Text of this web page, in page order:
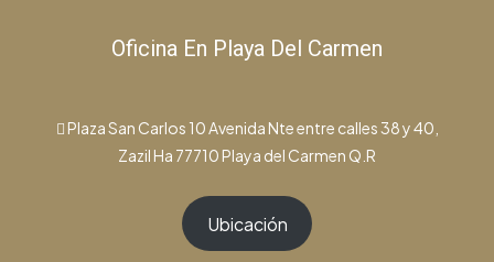
Oficina En Playa Del Carmen
Plaza San Carlos 10 Avenida Nte entre calles 38 y 40,
Zazil Ha 77710 Playa del Carmen Q.R
Ubicación